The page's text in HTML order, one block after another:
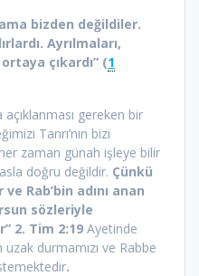
bizden değildiler.
Ayrılmaları,
çıkardı” (1
gereken bir
Tanrı’nın bizi
zaman günah işleye bilir
doğru değildir. Çünkü
Rab’bin adını anan
sözleriyle
2. Tim 2:19 Ayetinde
durmamızı ve Rabbe
.